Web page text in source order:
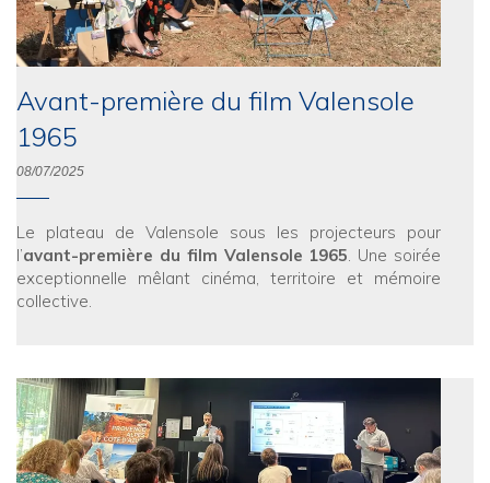
Avant-première du film Valensole
1965
08/07/2025
Le plateau de Valensole sous les projecteurs pour
l’avant-première du film Valensole 1965 . Une soirée
exceptionnelle mêlant cinéma, territoire et mémoire
collective.